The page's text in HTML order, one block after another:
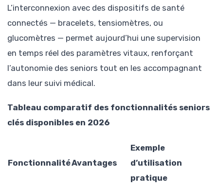
L’interconnexion avec des dispositifs de santé
connectés — bracelets, tensiomètres, ou
glucomètres — permet aujourd’hui une supervision
en temps réel des paramètres vitaux, renforçant
l’autonomie des seniors tout en les accompagnant
dans leur suivi médical.
Tableau comparatif des fonctionnalités seniors
clés disponibles en 2026
FonctionnalitéAvantages
Exemple
d’utilisation
pratique